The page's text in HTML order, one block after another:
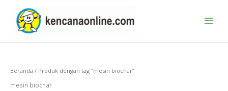
konten
Beranda / Produk dengan tag “mesin biochar”
mesin biochar